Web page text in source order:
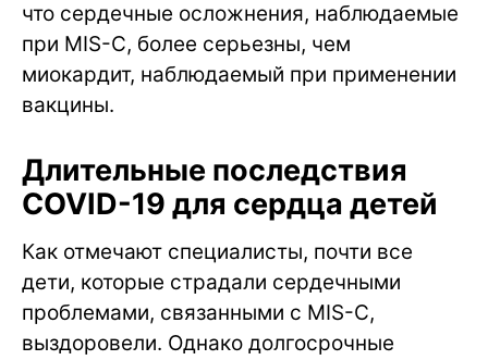
что сердечные осложнения, наблюдаемые
при MIS-C, более серьезны, чем
миокардит, наблюдаемый при применении
вакцины.
Длительные последствия
COVID-19 для сердца детей
Как отмечают специалисты, почти все
дети, которые страдали сердечными
проблемами, связанными с MIS-C,
выздоровели. Однако долгосрочные